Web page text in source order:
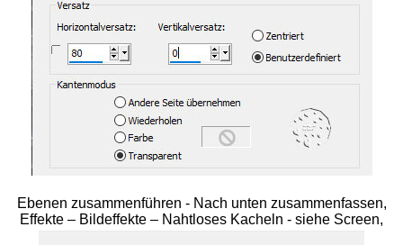
Ebenen zusammenführen - Nach unten zusammenfassen,
Effekte – Bildeffekte – Nahtloses Kacheln - siehe Screen,